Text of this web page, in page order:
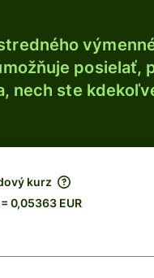
posielať,
nech ste
kurz
= 0,05363 EUR